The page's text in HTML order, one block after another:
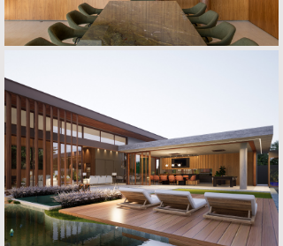
CASA C | M